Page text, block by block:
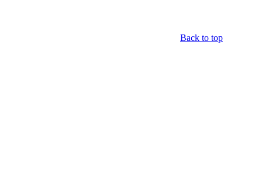
Back to top